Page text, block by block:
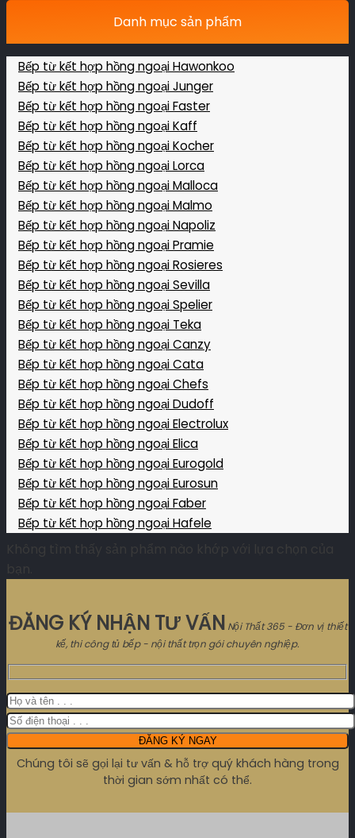
Danh mục sản phẩm
Bếp từ kết hợp hồng ngoại Hawonkoo
Bếp từ kết hợp hồng ngoại Junger
Bếp từ kết hợp hồng ngoại Faster
Bếp từ kết hợp hồng ngoại Kaff
Bếp từ kết hợp hồng ngoại Kocher
Bếp từ kết hợp hồng ngoại Lorca
Bếp từ kết hợp hồng ngoại Malloca
Bếp từ kết hợp hồng ngoại Malmo
Bếp từ kết hợp hồng ngoại Napoliz
Bếp từ kết hợp hồng ngoại Pramie
Bếp từ kết hợp hồng ngoại Rosieres
Bếp từ kết hợp hồng ngoại Sevilla
Bếp từ kết hợp hồng ngoại Spelier
Bếp từ kết hợp hồng ngoại Teka
Bếp từ kết hợp hồng ngoại Canzy
Bếp từ kết hợp hồng ngoại Cata
Bếp từ kết hợp hồng ngoại Chefs
Bếp từ kết hợp hồng ngoại Dudoff
Bếp từ kết hợp hồng ngoại Electrolux
Bếp từ kết hợp hồng ngoại Elica
Bếp từ kết hợp hồng ngoại Eurogold
Bếp từ kết hợp hồng ngoại Eurosun
Bếp từ kết hợp hồng ngoại Faber
Bếp từ kết hợp hồng ngoại Hafele
Không tìm thấy sản phẩm nào khớp với lựa chọn của
ĐĂNG KÝ NHẬN TƯ VẤN Nội Thất 365 - Đơn vị thiết
kế, thi công tủ bếp - nội thất trọn gói chuyên nghiệp.
Chúng tôi sẽ gọi lại tư vấn & hỗ trợ quý khách hàng trong
thời gian sớm nhất có thể.